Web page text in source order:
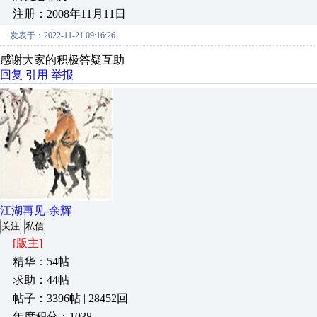
注册：2008年11月11日
发表于：2022-11-21 09:16:26
感谢大家的积极答疑互助
回复 引用 举报
江湖再见-余辉
关注 私信
[版主]
精华：54帖
求助：44帖
帖子：3396帖 | 28452回